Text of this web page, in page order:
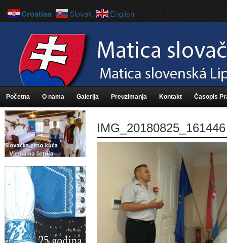
Početna O nama Galerija Preuzimanja Kontakt Časopis
IMG_20180825_161446
Croatian Slovak English